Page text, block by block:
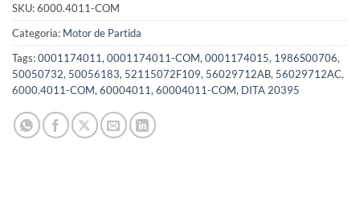
SKU:6000.4011-COM
Categoria: Motor de Partida
Tags:0001174011, 0001174011-COM, 0001174015, 1986S00706,
50050732, 50056183, 52115072F109, 56029712AB, 56029712AC,
6000.4011-COM, 60004011, 60004011-COM, DITA 20395